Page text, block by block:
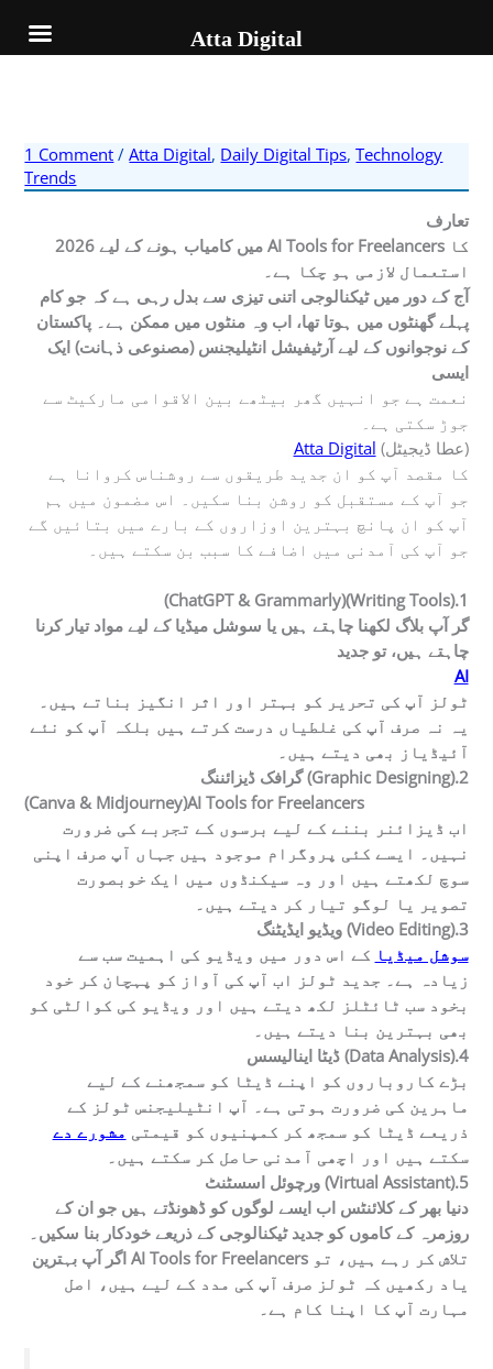
content
1 Comment /Atta Digital, Daily Digital Tips,Technology
Trends
تعارف
2026 میں کامیاب ہونے کے لیے AI Tools for Freelancersکا
استعمال لازمی ہو چکا ہے۔
آج کے دور میں ٹیکنالوجی اتنی تیزی سے بدل رہی ہے کہ جو کام
پہلے گھنٹوں میں ہوتا تھا، اب وہ منٹوں میں ممکن ہے۔ پاکستان
کے نوجوانوں کے لیے آرٹیفیشل انٹیلیجنس (مصنوعی ذہانت) ایک
ایسی
نعمت ہے جو انہیں گھر بیٹھے بین الاقوامی مارکیٹ سے
جوڑ سکتی ہے۔
Atta Digital
(عطا ڈیجیٹل)
کا مقصد آپ کو ان جدید طریقوں سے روشناس کروانا ہے
جو آپ کے مستقبل کو روشن بنا سکیں۔ اس مضمون میں ہم
آپ کو ان پانچ بہترین اوزاروں کے بارے میں بتائیں گے
جو آپ کی آمدنی میں اضافے کا سبب بن سکتے ہیں۔
(ChatGPT & Grammarly)(Writing Tools).1
گر آپ بلاگ لکھنا چاہتے ہیں یا سوشل میڈیا کے لیے مواد تیار کرنا
چاہتے ہیں، تو جدید
AI
ٹولز آپ کی تحریر کو بہتر اور اثر انگیز بناتے ہیں۔
یہ نہ صرف آپ کی غلطیاں درست کرتے ہیں بلکہ آپ کو نئے
آئیڈیاز بھی دیتے ہیں۔
گرافک ڈیزائننگ (Graphic Designing).2
(Canva & Midjourney)AI Tools for Freelancers
اب ڈیزائنر بننے کے لیے برسوں کے تجربے کی ضرورت
نہیں۔ ایسے کئی پروگرام موجود ہیں جہاں آپ صرف اپنی
سوچ لکھتے ہیں اور وہ سیکنڈوں میں ایک خوبصورت
تصویر یا لوگو تیار کر دیتے ہیں۔
ویڈیو ایڈیٹنگ (Video Editing).3
سوشل میڈیا کے اس دور میں ویڈیو کی اہمیت سب سے
زیادہ ہے۔ جدید ٹولز اب آپ کی آواز کو پہچان کر خود
بخود سب ٹائٹلز لکھ دیتے ہیں اور ویڈیو کی کوالٹی کو
بھی بہترین بنا دیتے ہیں۔
ڈیٹا اینالیسس (Data Analysis).4
بڑے کاروباروں کو اپنے ڈیٹا کو سمجھنے کے لیے
ماہرین کی ضرورت ہوتی ہے۔ آپ انٹیلیجنس ٹولز کے
ذریعے ڈیٹا کو سمجھ کر کمپنیوں کو قیمتی مشورے دے
سکتے ہیں اور اچھی آمدنی حاصل کر سکتے ہیں۔
ورچوئل اسسٹنٹ (Virtual Assistant).5
دنیا بھر کے کلائنٹس اب ایسے لوگوں کو ڈھونڈتے ہیں جو ان کے
روزمرہ کے کاموں کو جدید ٹیکنالوجی کے ذریعے خودکار بنا سکیں۔
اگر آپ بہترین AI Tools for Freelancersتلاش کر رہے ہیں، تو
یاد رکھیں کہ ٹولز صرف آپ کی مدد کے لیے ہیں، اصل
مہارت آپ کا اپنا کام ہے۔
Atta Digital